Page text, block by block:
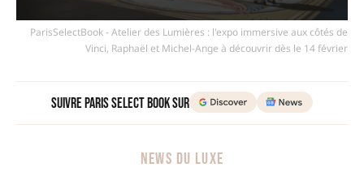
ParisSelectBook - Atelier des Lumières : l'expo immersive aux côtés de
Vinci, Raphaël et Michel-Ange à découvrir dès le 14 février
Suivre Paris Select Book sur
NEWS DU LUXE